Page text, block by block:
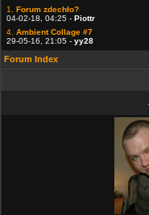
1. Forum zdechło?
04-02-18, 04:25 - Piottr
4. Ambient Collage #7
29-05-16, 21:05 - yy28
Forum Index